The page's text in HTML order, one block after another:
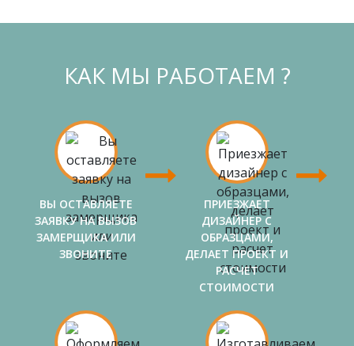
КАК МЫ РАБОТАЕМ ?
ВЫ ОСТАВЛЯЕТЕ
ЗАЯВКУ НА ВЫЗОВ
ЗАМЕРЩИКА ИЛИ
ЗВОНИТЕ
ПРИЕЗЖАЕТ
ДИЗАЙНЕР С
ОБРАЗЦАМИ,
ДЕЛАЕТ ПРОЕКТ И
РАСЧЕТ
СТОИМОСТИ